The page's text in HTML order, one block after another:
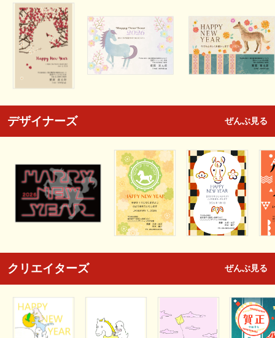
デザイナーズ ぜんぶ見る
クリエイターズ ぜんぶ見る